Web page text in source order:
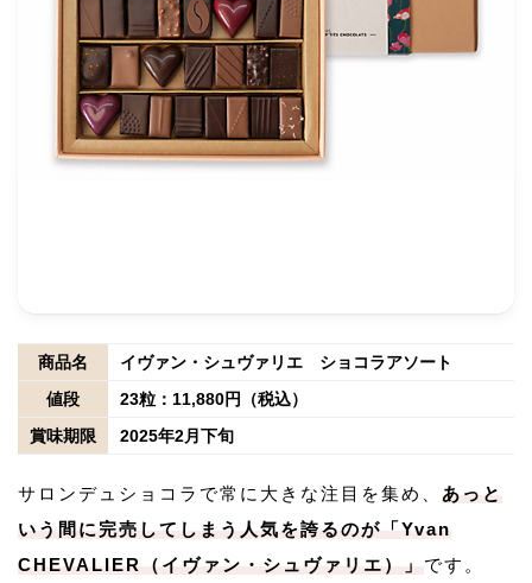
商品名
イヴァン・シュヴァリエ ショコラアソート
値段
23粒：11,880円（税込）
賞味期限
2025年2月下旬
サロンデュショコラで常に大きな注目を集め、 あっと
いう間に完売してしまう人気を誇るのが「Yvan
CHEVALIER（イヴァン・シュヴァリエ）」 です。